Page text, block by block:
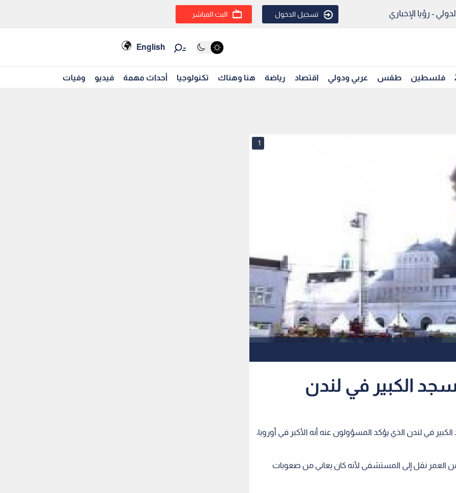
- رؤيا الإخباري تسجيل الدخول البث المباشر
English
فلسطين طقس عربي ودولي اقتصاد رياضة هنا وهناك تكنولوجيا أحداث مهمة فيديو وفيات
1
الكبير في لندن
في لندن الذي يؤكد المسؤولون عنه أنه الأكبر في أوروبا،
العمر نقل إلى المستشفى لأنه كان يعاني من صعوبات